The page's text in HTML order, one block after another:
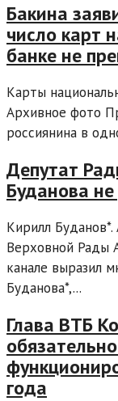
Бакина
число карт
банке не
Карты
Архивное фото
россиянина в
Депутат
Буданова
Кирилл
Верховной Рады
канале выразил
Буданова*,...
Глава ВТБ
года